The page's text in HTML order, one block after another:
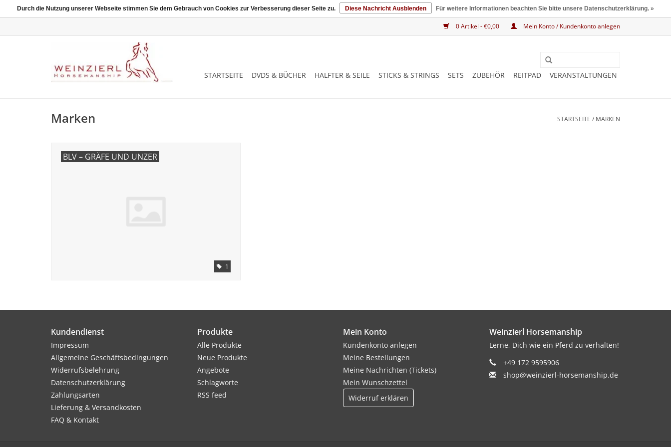
0 Artikel - €0,00 Mein Konto / Kundenkonto anlegen
STARTSEITE DVDS & BÜCHER HALFTER & SEILE STICKS & STRINGS SETS ZUBEHÖR REITPAD VERANSTALTUNGEN
Marken STARTSEITE / MARKEN
BLV – GRÄFE UND UNZER
1
Kundendienst
Impressum
Allgemeine Geschäftsbedingungen
Widerrufsbelehrung
Datenschutzerklärung
Zahlungsarten
Lieferung & Versandkosten
FAQ & Kontakt
Produkte
Alle Produkte
Neue Produkte
Angebote
Schlagworte
RSS feed
Mein Konto
Kundenkonto anlegen
Meine Bestellungen
Meine Nachrichten (Tickets)
Mein Wunschzettel
Widerruf erklären
Weinzierl Horsemanship
Lerne, Dich wie ein Pferd zu verhalten!
+49 172 9595906
shop@weinzierl-horsemanship.de
Durch die Nutzung unserer Webseite stimmen Sie dem Gebrauch von Cookies zur Verbesserung dieser Seite zu. Diese Nachricht Ausblenden Für weitere Informationen beachten Sie bitte unsere Datenschutzerklärung. »